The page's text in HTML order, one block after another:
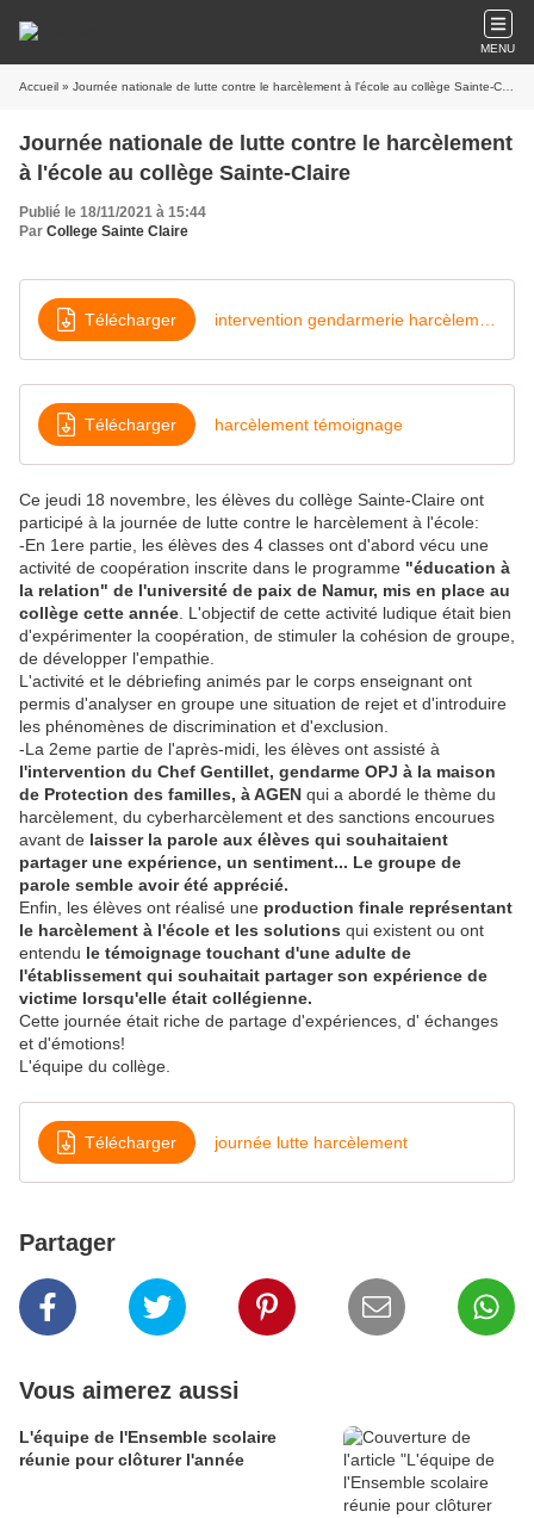
MENU
Accueil » Journée nationale de lutte contre le harcèlement à l'école au collège Sainte-Claire
Journée nationale de lutte contre le harcèlement
à l'école au collège Sainte-Claire
Publié le 18/11/2021 à 15:44
Par College Sainte Claire
Télécharger
Télécharger harcèlement témoignage
Ce jeudi 18 novembre, les élèves du collège Sainte-Claire ont
participé à la journée de lutte contre le harcèlement à l'école:
-En 1ere partie, les élèves des 4 classes ont d'abord vécu une
activité de coopération inscrite dans le programme "éducation à
la relation" de l'université de paix de Namur, mis en place au
collège cette année . L'objectif de cette activité ludique était bien
d'expérimenter la coopération, de stimuler la cohésion de groupe,
de développer l'empathie.
L'activité et le débriefing animés par le corps enseignant ont
permis d'analyser en groupe une situation de rejet et d'introduire
les phénomènes de discrimination et d'exclusion.
-La 2eme partie de l'après-midi, les élèves ont assisté à
l'intervention du Chef Gentillet, gendarme OPJ à la maison
de Protection des familles, à AGEN qui a abordé le thème du
harcèlement, du cyberharcèlement et des sanctions encourues
avant de laisser la parole aux élèves qui souhaitaient
partager une expérience, un sentiment... Le groupe de
parole semble avoir été apprécié.
Enfin, les élèves ont réalisé une production finale représentant
le harcèlement à l'école et les solutions qui existent ou ont
entendu le témoignage touchant d'une adulte de
l'établissement qui souhaitait partager son expérience de
victime lorsqu'elle était collégienne.
Cette journée était riche de partage d'expériences, d' échanges
et d'émotions!
L'équipe du collège.
Télécharger journée lutte harcèlement
Partager
Vous aimerez aussi
L'équipe de l'Ensemble scolaire
réunie pour clôturer l'année